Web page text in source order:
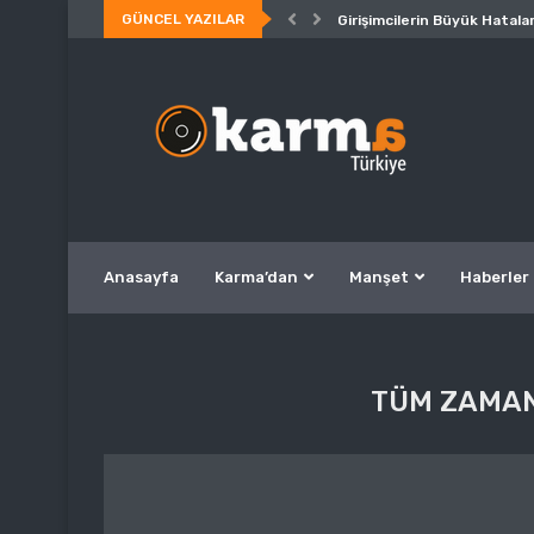
GÜNCEL YAZILAR Girişimcilerin Büyük
Anasayfa Karma’dan Manşet Haberler
TÜM